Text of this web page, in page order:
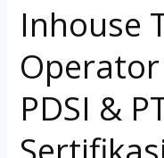
Inhouse
PDSI &
Filantra
Kemanaker
RI
Tgl
09-